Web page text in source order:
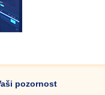
pozornost